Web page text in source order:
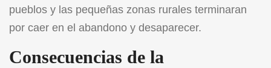
pueblos y las pequeñas zonas rurales terminaran
por caer en el abandono y desaparecer.
Consecuencias de la